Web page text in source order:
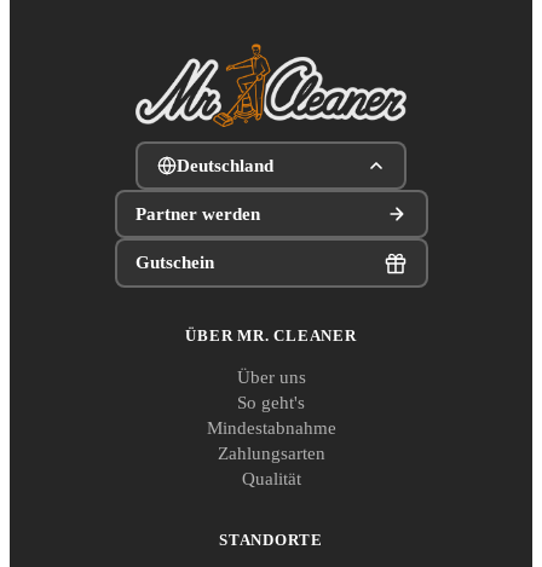
Deutschland
Partner werden
Gutschein
ÜBER MR. CLEANER
Über uns
So geht's
Mindestabnahme
Zahlungsarten
Qualität
STANDORTE